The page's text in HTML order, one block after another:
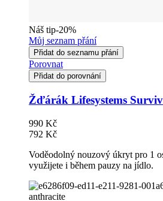
Náš tip-20%
Můj seznam přání
Přidat do seznamu přání
Porovnat
Přidat do porovnání
Žďárák Lifesystems
990 Kč
792 Kč
Voděodolný nouzový úkryt pro 1
využijete i během pauzy na jídlo.